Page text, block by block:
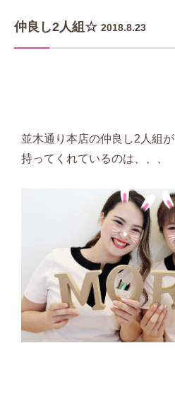
仲良し2人組☆ 2018.8.23
並木通り本店の仲良し2人組が
持ってくれているのは、、、